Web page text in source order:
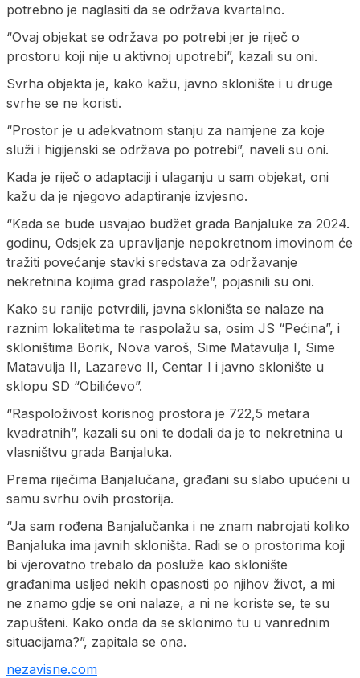
potrebno je naglasiti da se održava kvartalno.
“Ovaj objekat se održava po potrebi jer je riječ o
prostoru koji nije u aktivnoj upotrebi”, kazali su oni.
Svrha objekta je, kako kažu, javno sklonište i u druge
svrhe se ne koristi.
“Prostor je u adekvatnom stanju za namjene za koje
služi i higijenski se održava po potrebi”, naveli su oni.
Kada je riječ o adaptaciji i ulaganju u sam objekat, oni
kažu da je njegovo adaptiranje izvjesno.
“Kada se bude usvajao budžet grada Banjaluke za 2024.
godinu, Odsjek za upravljanje nepokretnom imovinom će
tražiti povećanje stavki sredstava za održavanje
nekretnina kojima grad raspolaže”, pojasnili su oni.
Kako su ranije potvrdili, javna skloništa se nalaze na
raznim lokalitetima te raspolažu sa, osim JS “Pećina”, i
skloništima Borik, Nova varoš, Sime Matavulja I, Sime
Matavulja II, Lazarevo II, Centar I i javno sklonište u
sklopu SD “Obilićevo”.
“Raspoloživost korisnog prostora je 722,5 metara
kvadratnih”, kazali su oni te dodali da je to nekretnina u
vlasništvu grada Banjaluka.
Prema riječima Banjalučana, građani su slabo upućeni u
samu svrhu ovih prostorija.
“Ja sam rođena Banjalučanka i ne znam nabrojati koliko
Banjaluka ima javnih skloništa. Radi se o prostorima koji
bi vjerovatno trebalo da posluže kao sklonište
građanima usljed nekih opasnosti po njihov život, a mi
ne znamo gdje se oni nalaze, a ni ne koriste se, te su
zapušteni. Kako onda da se sklonimo tu u vanrednim
situacijama?”, zapitala se ona.
nezavisne.com